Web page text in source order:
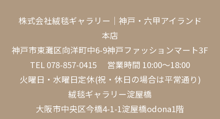
株式会社絨毯ギャラリー｜神戸・六甲アイランド
本店
神戸市東灘区向洋町中6-9神戸ファッションマート3F
TEL 078-857-0415 営業時間 10:00～18:00
火曜日・水曜日定休(祝・休日の場合は平常通り)
絨毯ギャラリー淀屋橋
大阪市中央区今橋4-1-1淀屋橋odona1階